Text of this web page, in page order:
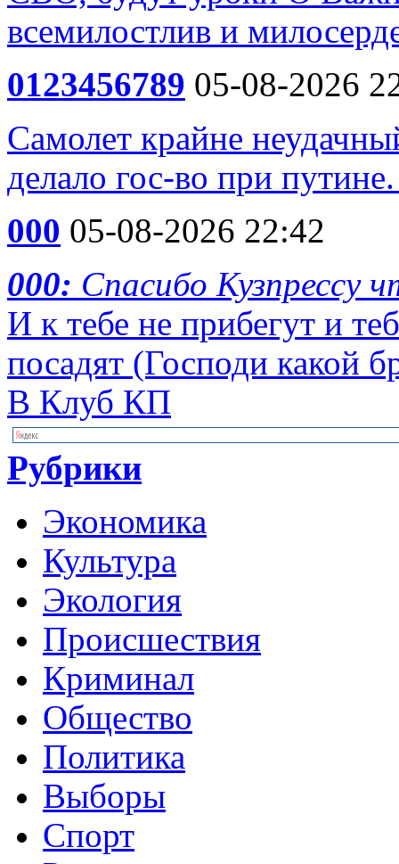
всемилостлив и
0123456789 05-08-2026
Самолет крайне
делало гос-во при
000 05-08-2026 22:42
000: Спасибо
И к тебе не прибегут и
посадят (Господи какой
В Клуб КП
Рубрики
Экономика
Культура
Экология
Происшествия
Криминал
Общество
Политика
Выборы
Спорт